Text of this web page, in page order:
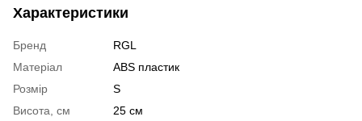
Характеристики
Бренд
RGL
Матеріал
ABS пластик
Розмір
S
Висота, см
25 см